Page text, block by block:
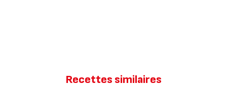
Recettes similaires